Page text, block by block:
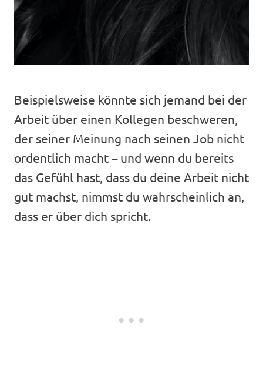
Beispielsweise könnte sich jemand bei der
Arbeit über einen Kollegen beschweren,
der seiner Meinung nach seinen Job nicht
ordentlich macht – und wenn du bereits
das Gefühl hast, dass du deine Arbeit nicht
gut machst, nimmst du wahrscheinlich an,
dass er über dich spricht.